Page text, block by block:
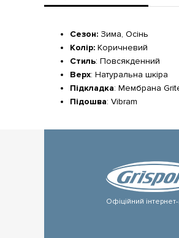
Сезон: Зима, Осінь
Колір: Коричневий
Стиль: Повсякденний
Верх: Натуральна шкіра
Підкладка: Мембрана
Підошва: Vibram
Офіційний